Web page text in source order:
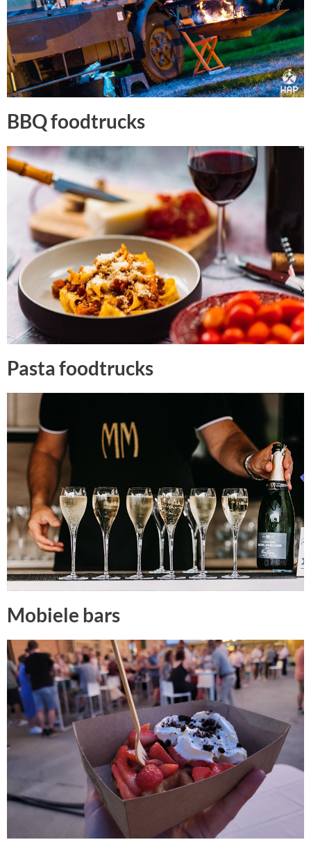
BBQ foodtrucks
Pasta foodtrucks
Mobiele bars